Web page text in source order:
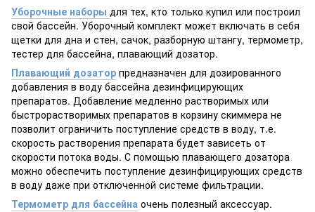
Уборочные наборы для тех, кто только купил или построил
свой бассейн. Уборочный комплект может включать в себя
щетки для дна и стен, сачок, разборную штангу, термометр,
тестер для бассейна, плавающий дозатор.
Плавающий дозатор предназначен для дозированного
добавления в воду бассейна дезинфицирующих
препаратов. Добавление медленно растворимых или
быстрорастворимых препаратов в корзину скиммера не
позволит ограничить поступление средств в воду, т.е.
скорость растворения препарата будет зависеть от
скорости потока воды. С помощью плавающего дозатора
можно обеспечить поступление дезинфицирующих средств
в воду даже при отключенной системе фильтрации.
Термометр для бассейна очень полезный аксессуар.